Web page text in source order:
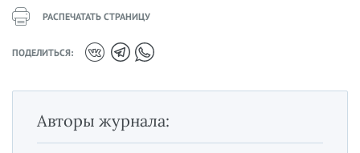
РАСПЕЧАТАТЬ СТРАНИЦУ
ПОДЕЛИТЬСЯ:
Авторы журнала: